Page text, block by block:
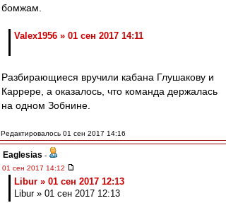
бомжам.
Valex1956 » 01 сен 2017 14:11
Разбирающиеся вручили кабана Глушакову и
Каррере, а оказалось, что команда держалась
на одном Зобнине.
Редактировалось 01 сен 2017 14:16
Eaglesias -
01 сен 2017 14:12
Libur » 01 сен 2017 12:13
Libur » 01 сен 2017 12:13